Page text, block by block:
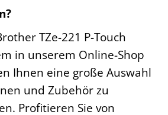
TZe-221 P-Touch
in unserem Online-Shop
Ihnen eine große Auswahl
und Zubehör zu
Profitieren Sie von